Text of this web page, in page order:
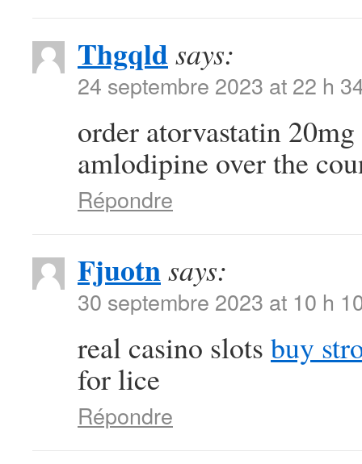
Thgqldsays:
24 septembre 2023 at 22 h
order atorvastatin
amlodipine over the
Répondre
Fjuotnsays:
30 septembre 2023 at 10 h
real casino slots buy
for lice
Répondre